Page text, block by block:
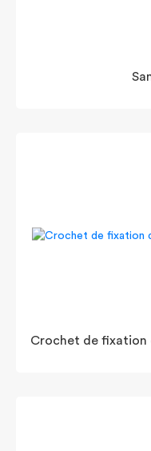
Crochet de fixation